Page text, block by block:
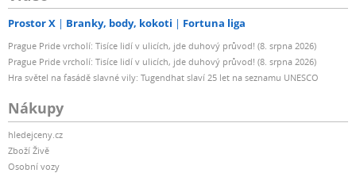
Prostor X Branky, body, kokoti Fortuna liga
Prague Pride vrcholí: Tisíce lidí v ulicích, jde duhový průvod! (8. srpna 2026)
Prague Pride vrcholí: Tisíce lidí v ulicích, jde duhový průvod! (8. srpna 2026)
Hra světel na fasádě slavné vily: Tugendhat slaví 25 let na seznamu UNESCO
Nákupy
hledejceny.cz
Zboží Živě
Osobní vozy